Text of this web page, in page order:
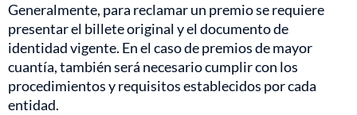
Generalmente, para reclamar un premio se requiere
presentar el billete original y el documento de
identidad vigente. En el caso de premios de mayor
cuantía, también será necesario cumplir con los
procedimientos y requisitos establecidos por cada
entidad.